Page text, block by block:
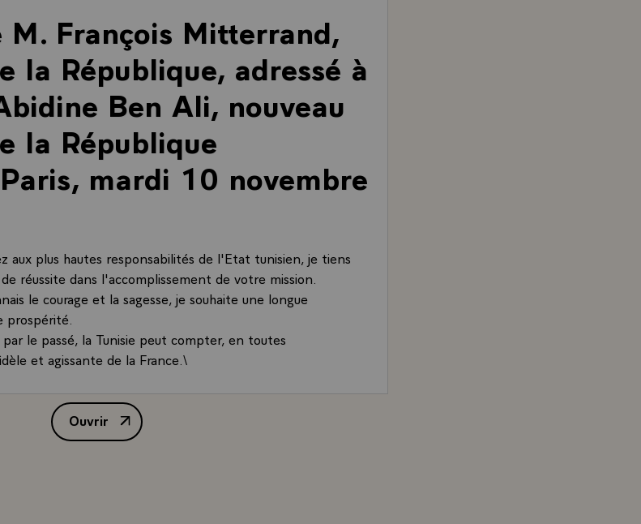
M. François Mitterrand,
la République, adressé à
Ben Ali, nouveau
la République
mardi 10 novembre
aux plus hautes responsabilités de l'Etat tunisien, je tiens
réussite dans l'accomplissement de votre mission.
le courage et la sagesse, je souhaite une longue
prospérité.
le passé, la Tunisie peut compter, en toutes
et agissante de la France.\
Ouvrir
Message de M. François Mitterrand, Président de la République, adressé à M. Zine El